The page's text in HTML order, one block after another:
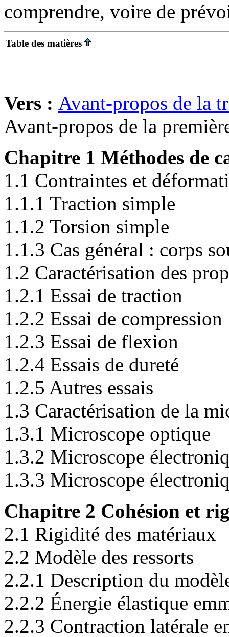
comprendre, voire de
Table des matières
Vers : Avant-propos de la
Avant-propos de la
Chapitre 1 Méthodes de
1.1 Contraintes et
1.1.1 Traction simple
1.1.2 Torsion simple
1.1.3 Cas général : corps
1.2 Caractérisation des
1.2.1 Essai de traction
1.2.2 Essai de compression
1.2.3 Essai de flexion
1.2.4 Essais de dureté
1.2.5 Autres essais
1.3 Caractérisation de la
1.3.1 Microscope optique
1.3.2 Microscope
1.3.3 Microscope
Chapitre 2 Cohésion et
2.1 Rigidité des matériaux
2.2 Modèle des ressorts
2.2.1 Description du
2.2.2 Énergie élastique
2.2.3 Contraction latérale